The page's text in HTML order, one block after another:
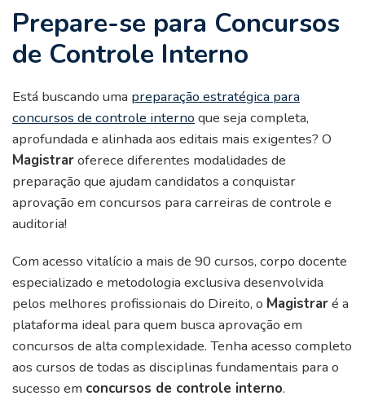
Prepare-se para Concursos
de Controle Interno
Está buscando uma preparação estratégica para
concursos de controle interno que seja completa,
aprofundada e alinhada aos editais mais exigentes? O
Magistraroferece diferentes modalidades de
preparação que ajudam candidatos a conquistar
aprovação em concursos para carreiras de controle e
auditoria!
Com acesso vitalício a mais de 90 cursos, corpo docente
especializado e metodologia exclusiva desenvolvida
pelos melhores profissionais do Direito, o Magistraré a
plataforma ideal para quem busca aprovação em
concursos de alta complexidade. Tenha acesso completo
aos cursos de todas as disciplinas fundamentais para o
sucesso em concursos de controle interno.